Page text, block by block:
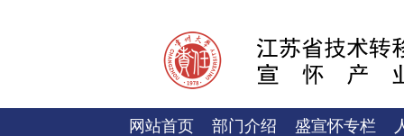
网站首页 部门介绍 盛宣怀专栏